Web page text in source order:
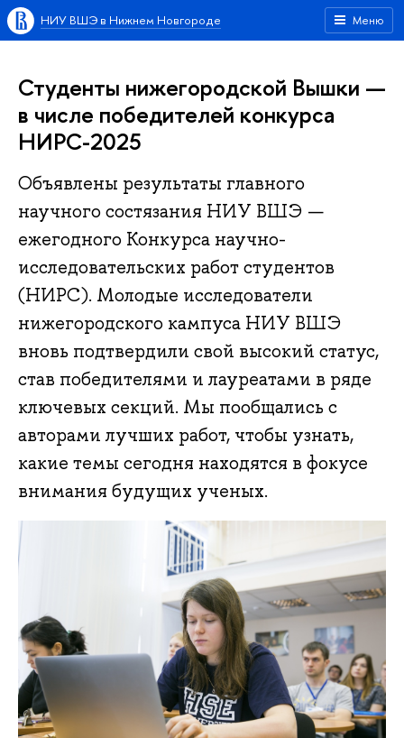
Меню
НИУ ВШЭ в Нижнем Новгороде
Студенты нижегородской Вышки —
в числе победителей конкурса
НИРС-2025
Объявлены результаты главного
научного состязания НИУ ВШЭ —
ежегодного Конкурса научно-
исследовательских работ студентов
(НИРС). Молодые исследователи
нижегородского кампуса НИУ ВШЭ
вновь подтвердили свой высокий статус,
став победителями и лауреатами в ряде
ключевых секций. Мы пообщались с
авторами лучших работ, чтобы узнать,
какие темы сегодня находятся в фокусе
внимания будущих ученых.